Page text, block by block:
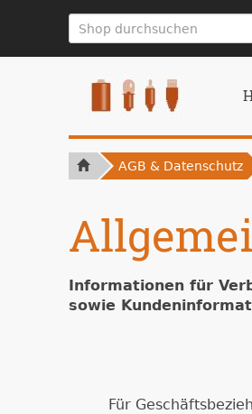
Hauptinhalt
springen
AGB & Datenschutz
Informationen für
sowie
Für